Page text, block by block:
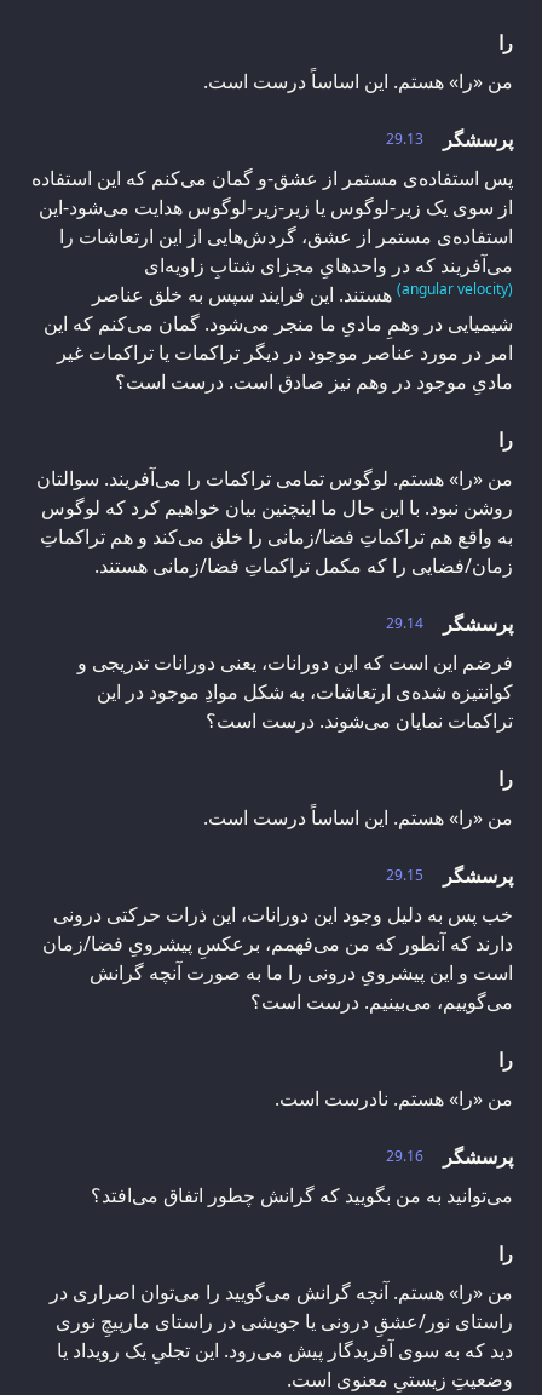
را
من «را» هستم. این اساساً درست است.
29.13
پرسشگر
پس استفاده‌ی مستمر از عشق-و گمان می‌کنم که این استفاده
از سوی یک زیر-لوگوس یا زیر-زیر-لوگوس هدایت می‌شود-این
استفاده‌ی مستمر از عشق، گردش‌هایی از این ارتعاشات را
می‌آفریند که در واحدهایِ مجزای شتابِ زاویه‌ای
(angular velocity)
هستند. این فرایند سپس به خلق عناصر
شیمیایی در وهمِ مادیِ ما منجر می‌شود. گمان می‌کنم که این
امر در مورد عناصر موجود در دیگر تراکمات یا تراکمات غیر
مادیِ موجود در وهم نیز صادق است. درست است؟
را
من «را» هستم. لوگوس تمامی تراکمات را می‌آفریند. سوالتان
روشن نبود. با این حال ما اینچنین بیان خواهیم کرد که لوگوس
به واقع هم تراکماتِ فضا/زمانی را خلق می‌کند و هم تراکماتِ
زمان/فضایی را که مکمل تراکماتِ فضا/زمانی هستند.
29.14
پرسشگر
فرضم این است که این دورانات، یعنی دورانات تدریجی و
کوانتیزه شده‌ی ارتعاشات، به شکل موادِ موجود در این
تراکمات نمایان می‌شوند. درست است؟
را
من «را» هستم. این اساساً درست است.
29.15
پرسشگر
خب پس به دلیل وجود این دورانات، این ذرات حرکتی درونی
دارند که آنطور که من می‌فهمم، برعکسِ پیشرویِ فضا/زمان
است و این پیشرویِ درونی را ما به صورت آنچه گرانش
می‌گوییم، می‌بینیم. درست است؟
را
من «را» هستم. نادرست است.
29.16
پرسشگر
می‌توانید به من بگویید که گرانش چطور اتفاق می‌افتد؟
را
من «را» هستم. آنچه گرانش می‌گویید را می‌توان اصراری در
راستای نور/عشقِ درونی یا جویشی در راستای مارپیچِ نوری
دید که به سوی آفریدگار پیش می‌رود. این تجلیِ یک رویداد یا
وضعیتِ زیستیِ معنوی است.